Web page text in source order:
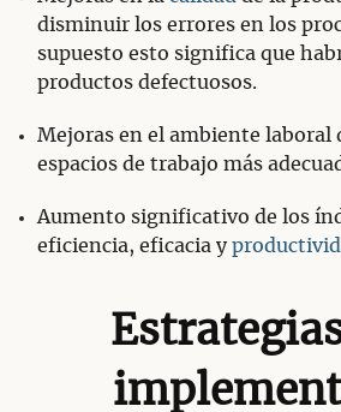
disminuir los errores en los
supuesto esto significa que
productos defectuosos.
Mejoras en el ambiente laboral
espacios de trabajo más
Aumento significativo de los
eficiencia, eficacia y